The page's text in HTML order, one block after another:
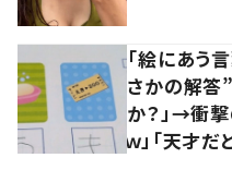
「絵にあう
さかの解答
か？」→衝
ｗ」「天才だ